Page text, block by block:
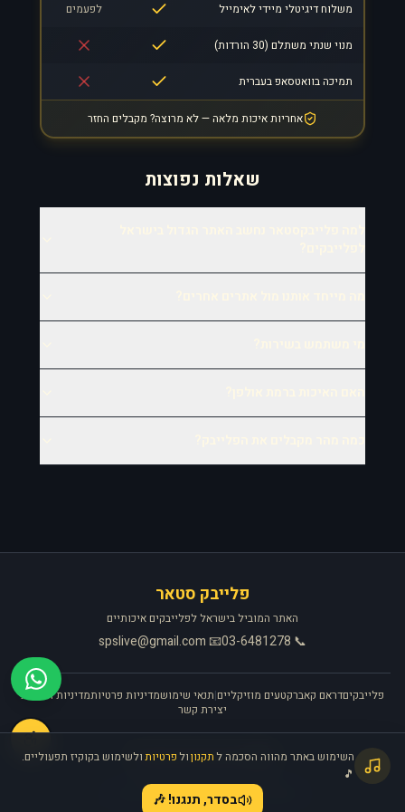
משלוח דיגיטלי מיידי לאימייל לפעמים
מנוי שנתי משתלם (30 הורדות)
תמיכה בוואטסאפ בעברית
אחריות איכות מלאה — לא מרוצה? מקבלים החזר
שאלות נפוצות
פלייבק סטאר
האתר המוביל בישראל לפלייבקים איכותיים
📞 03-6481278
📧 spslive@gmail.com
פלייבקיםדראם קאברקטעים מוזיקליים|תנאי שימושמדיניות פרטיותמדיניות החזרות
יצירת קשר
🎧האתר פועל ברישיון אקו״ם
2026 פלייבק סטאר. כל הזכויות שמורות.
השימוש באתר מהווה הסכמה ל תקנוןול פרטיותולשימוש בקוקיז תפעוליים.
🎵
בסדר, תנגנו! 🎶